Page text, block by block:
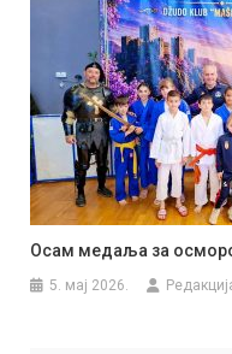
Осам медаља за
5. мај 2026.